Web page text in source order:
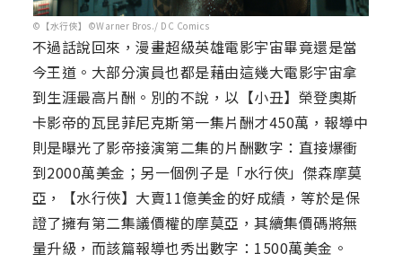
©【水行俠】©Warner Bros./ DC Comics
不過話說回來，漫畫超級英雄電影宇宙畢竟還是當
今王道。大部分演員也都是藉由這幾大電影宇宙拿
到生涯最高片酬。別的不說，以【小丑】榮登奧斯
卡影帝的瓦昆菲尼克斯第一集片酬才450萬，報導中
則是曝光了影帝接演第二集的片酬數字：直接爆衝
到2000萬美金；另一個例子是「水行俠」傑森摩莫
亞，【水行俠】大賣11億美金的好成績，等於是保
證了擁有第二集議價權的摩莫亞，其續集價碼將無
量升級，而該篇報導也秀出數字：1500萬美金。